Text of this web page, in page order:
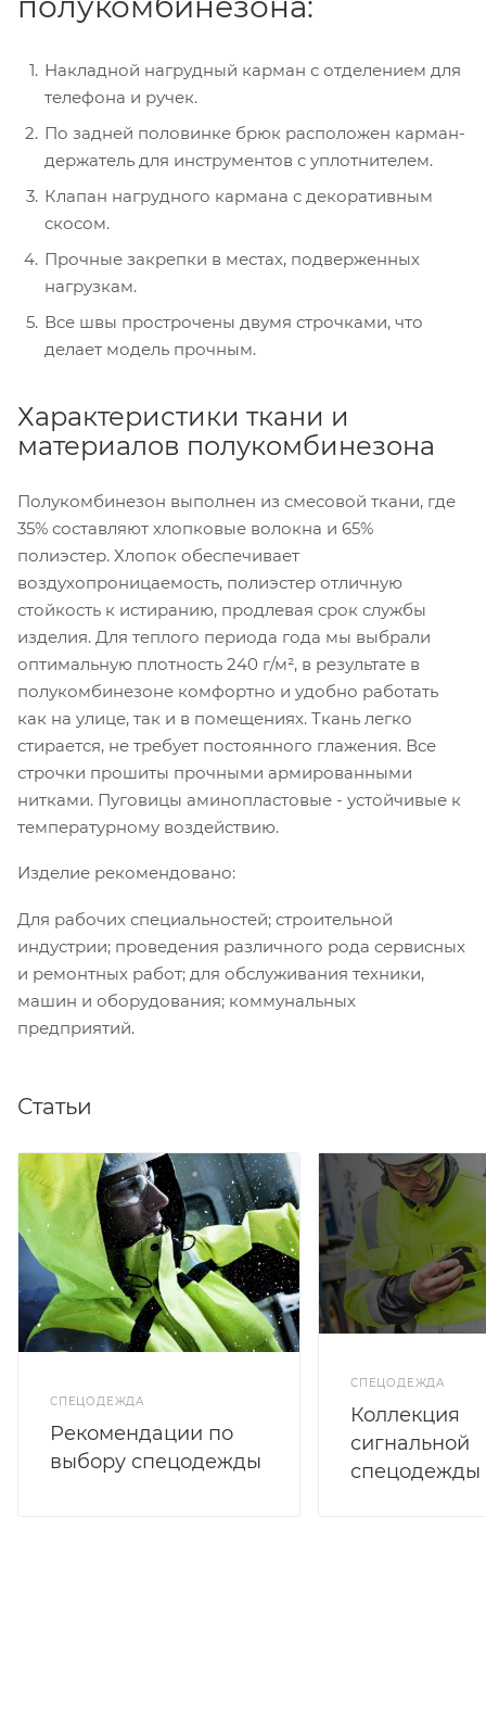
Накладной нагрудный карман с отделением для
телефона и ручек.
По задней половинке брюк расположен карман-
держатель для инструментов с уплотнителем.
Клапан нагрудного кармана с декоративным
скосом.
Прочные закрепки в местах, подверженных
нагрузкам.
Все швы прострочены двумя строчками, что
делает модель прочным.
Характеристики ткани и
материалов полукомбинезона
Полукомбинезон выполнен из смесовой ткани, где
35% составляют хлопковые волокна и 65%
полиэстер. Хлопок обеспечивает
воздухопроницаемость, полиэстер отличную
стойкость к истиранию, продлевая срок службы
изделия. Для теплого периода года мы выбрали
оптимальную плотность 240 г/м², в результате в
полукомбинезоне комфортно и удобно работать
как на улице, так и в помещениях. Ткань легко
стирается, не требует постоянного глажения. Все
строчки прошиты прочными армированными
нитками. Пуговицы аминопластовые - устойчивые к
температурному воздействию.
Изделие рекомендовано:
Для рабочих специальностей; строительной
индустрии; проведения различного рода сервисных
и ремонтных работ; для обслуживания техники,
машин и оборудования; коммунальных
предприятий.
Статьи
СПЕЦОДЕЖДА
Рекомендации по
выбору спецодежды
СПЕЦОДЕЖДА
Коллекция
сигнальной
спецодежды